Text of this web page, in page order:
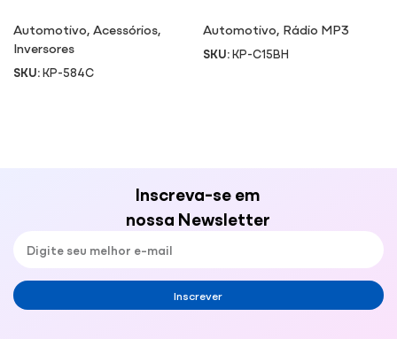
Automotivo,Acessórios,
Inversores
SKU:KP-584C
Automotivo, Rádio MP3
SKU:KP-C15BH
Inscreva-se em
nossa Newsletter
Inscrever